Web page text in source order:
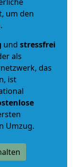
um den
und stressfrei
als
das
ist
Umzug.